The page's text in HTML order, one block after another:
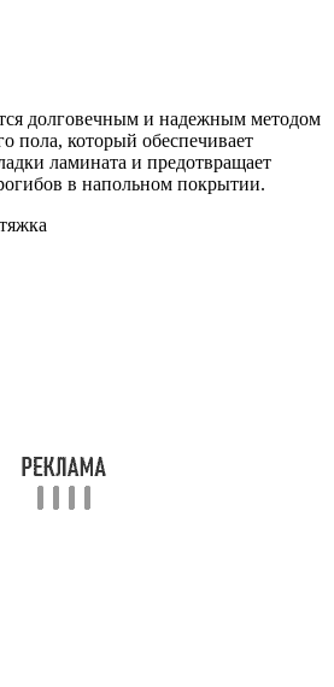
долговечным и надежным методом
пола, который обеспечивает
ламината и предотвращает
в напольном покрытии.